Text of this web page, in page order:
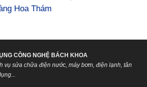
Hoa Thám
CÔNG NGHỆ BÁCH KHOA
vụ sửa chữa điện nước, máy bơm, điện lạnh, tân